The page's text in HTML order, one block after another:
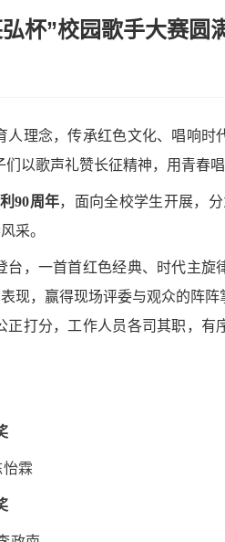
杯”校园歌手大赛圆
理念，传承红色文化、唱响时
以歌声礼赞长征精神，用青春唱
90周年，面向全校学生开展，
采。
，一首首红色经典、时代主旋
现，赢得现场评委与观众的阵阵
正打分，工作人员各司其职，有
霖